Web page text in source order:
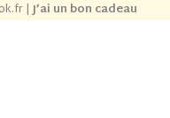
|J’ai un bon cadeau